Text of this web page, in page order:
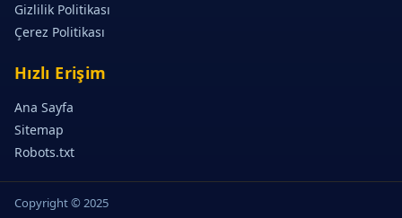
Gizlilik Politikası
Çerez Politikası
Hızlı Erişim
Ana Sayfa
Sitemap
Robots.txt
Copyright © 2025